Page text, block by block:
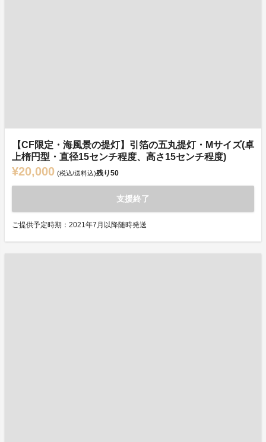
【CF限定・海風景の提灯】引箔の五丸提灯・Mサイズ(卓
上楕円型・直径15センチ程度、高さ15センチ程度)
¥20,000 (税込/送料込)残り50
支援終了
ご提供予定時期：2021年7月以降随時発送